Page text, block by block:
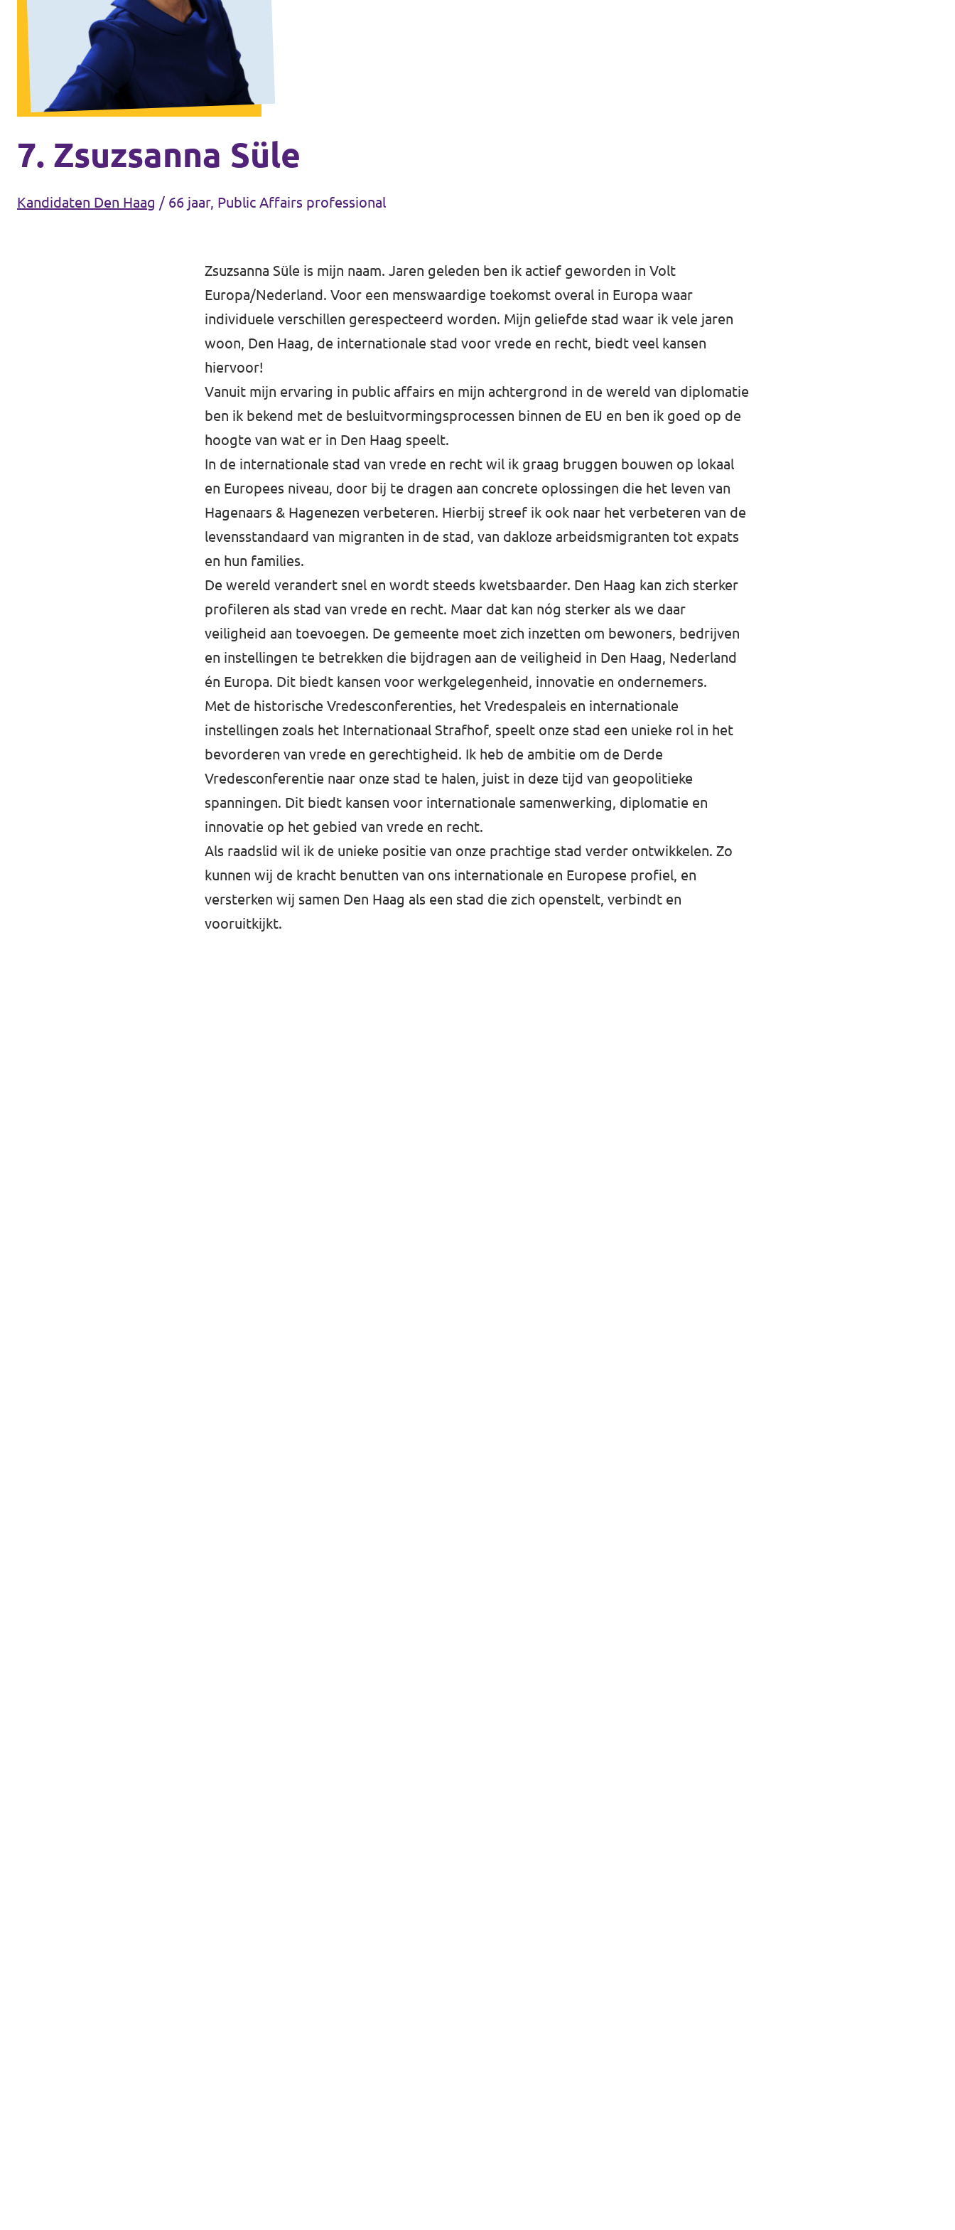
Communities
Delft
Den Haag
Leiden
Leidschendam-Voorburg
Bestuur Rotterdam Zuid-Holland Zuid
Vacatures Volt Zuid-Holland Zuid
Agenda
7. Zsuzsanna Süle
Kandidaten Den Haag / 66 jaar, Public Affairs professional
Zsuzsanna Süle is mijn naam. Jaren geleden ben ik actief geworden in Volt
Europa/Nederland. Voor een menswaardige toekomst overal in Europa waar
individuele verschillen gerespecteerd worden. Mijn geliefde stad waar ik vele jaren
woon, Den Haag, de internationale stad voor vrede en recht, biedt veel kansen
hiervoor!
Vanuit mijn ervaring in public affairs en mijn achtergrond in de wereld van diplomatie
ben ik bekend met de besluitvormingsprocessen binnen de EU en ben ik goed op de
hoogte van wat er in Den Haag speelt.
In de internationale stad van vrede en recht wil ik graag bruggen bouwen op lokaal
en Europees niveau, door bij te dragen aan concrete oplossingen die het leven van
Hagenaars & Hagenezen verbeteren. Hierbij streef ik ook naar het verbeteren van de
levensstandaard van migranten in de stad, van dakloze arbeidsmigranten tot expats
en hun families.
De wereld verandert snel en wordt steeds kwetsbaarder. Den Haag kan zich sterker
profileren als stad van vrede en recht. Maar dat kan nóg sterker als we daar
veiligheid aan toevoegen. De gemeente moet zich inzetten om bewoners, bedrijven
en instellingen te betrekken die bijdragen aan de veiligheid in Den Haag, Nederland
én Europa. Dit biedt kansen voor werkgelegenheid, innovatie en ondernemers.
Met de historische Vredesconferenties, het Vredespaleis en internationale
instellingen zoals het Internationaal Strafhof, speelt onze stad een unieke rol in het
bevorderen van vrede en gerechtigheid. Ik heb de ambitie om de Derde
Vredesconferentie naar onze stad te halen, juist in deze tijd van geopolitieke
spanningen. Dit biedt kansen voor internationale samenwerking, diplomatie en
innovatie op het gebied van vrede en recht.
Als raadslid wil ik de unieke positie van onze prachtige stad verder ontwikkelen. Zo
kunnen wij de kracht benutten van ons internationale en Europese profiel, en
versterken wij samen Den Haag als een stad die zich openstelt, verbindt en
vooruitkijkt.